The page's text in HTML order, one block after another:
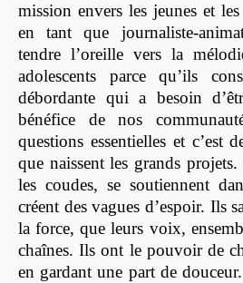
mission envers les jeunes et
en tant que journaliste-
tendre l’oreille vers la
adolescents parce qu’ils
débordante qui a besoin
bénéfice de nos
questions essentielles et c’est
que naissent les grands projets.
les coudes, se soutiennent
créent des vagues d’espoir. Ils
la force, que leurs voix,
chaînes. Ils ont le pouvoir de
en gardant une part de